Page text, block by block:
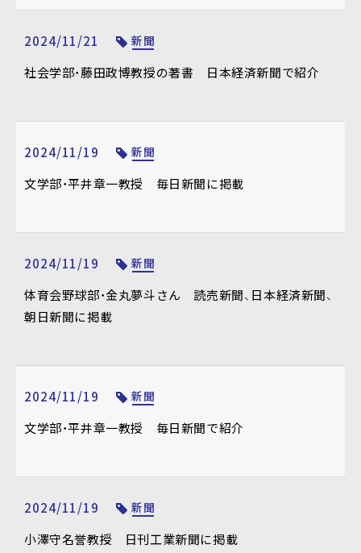
2024/11/21 新聞
社会学部・藤田政博教授の著書 日本経済新聞で紹介
2024/11/19 新聞
文学部・平井章一教授 毎日新聞に掲載
2024/11/19 新聞
体育会野球部・金丸夢斗さん 読売新聞、日本経済新聞、
朝日新聞に掲載
2024/11/19 新聞
文学部・平井章一教授 毎日新聞で紹介
2024/11/19 新聞
小澤守名誉教授 日刊工業新聞に掲載